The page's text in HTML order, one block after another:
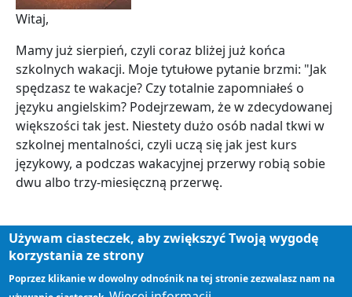
Witaj,
Mamy już sierpień, czyli coraz bliżej już końca
szkolnych wakacji. Moje tytułowe pytanie brzmi: "Jak
spędzasz te wakacje? Czy totalnie zapomniałeś o
języku angielskim? Podejrzewam, że w zdecydowanej
większości tak jest. Niestety dużo osób nadal tkwi w
szkolnej mentalności, czyli uczą się jak jest kurs
językowy, a podczas wakacyjnej przerwy robią sobie
dwu albo trzy-miesięczną przerwę.
Tagi
Wakacje
Nauka
Używam ciasteczek, aby zwiększyć Twoją wygodę
korzystania ze strony
Poprzez klikanie w dowolny odnośnik na tej stronie zezwalasz nam na